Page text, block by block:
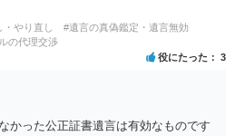
・やり直し
#遺言の真偽鑑定・遺言無効
の代理交渉
役にたった 3
かった公正証書遺言は有効なものです